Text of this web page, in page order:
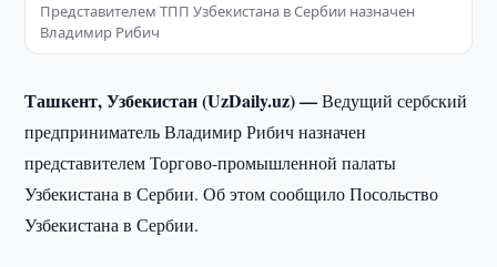
Представителем ТПП Узбекистана в Сербии назначен
Владимир Рибич
Ташкент, Узбекистан (UzDaily.uz) —Ведущий сербский
предприниматель Владимир Рибич назначен
представителем Торгово-промышленной палаты
Узбекистана в Сербии. Об этом сообщило Посольство
Узбекистана в Сербии.